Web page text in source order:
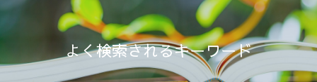
よく検索されるキーワード